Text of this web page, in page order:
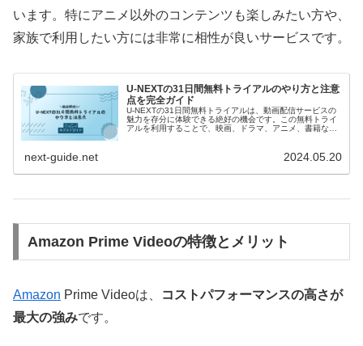
います。特にアニメ以外のコンテンツも楽しみたい方や、
家族で利用したい方には非常に相性が良いサービスです。
U-NEXTの31日間無料トライアルのやり方と注意
点を完全ガイド
U-NEXTの31日間無料トライアルは、動画配信サービスの
魅力を存分に体験できる絶好の機会です。この無料トライ
アルを利用することで、映画、ドラマ、アニメ、書籍な
細な情報や申し込み方法、注意点などを解説します。
next-guide.net 2024.05.20
Amazon Prime Videoの特徴とメリット
Amazon Prime Videoは、
コストパフォーマンスの高さが
最大の強みです。